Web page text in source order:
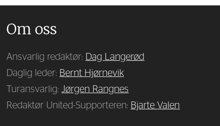
Om oss
Ansvarlig redaktør: Dag Langerød
Daglig leder: Bernt Hjørnevik
Turansvarlig:Jørgen Rangnes
Redaktør United-Supporteren: Bjarte Valen